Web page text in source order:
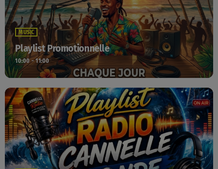
MUSIC
Playlist Promotionnelle
10:00 - 11:00